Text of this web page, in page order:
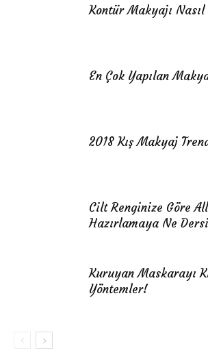
Kontür Makyajı Nasıl
En Çok Yapılan
2018 Kış Makyaj
Cilt Renginize Göre
Hazırlamaya Ne
Kuruyan Maskarayı
Yöntemler!